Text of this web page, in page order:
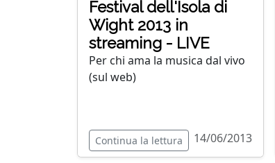
Festival dell'Isola di
Wight 2013 in
streaming - LIVE
Per chi ama la musica dal vivo
(sul web)
Continua la lettura 14/06/2013